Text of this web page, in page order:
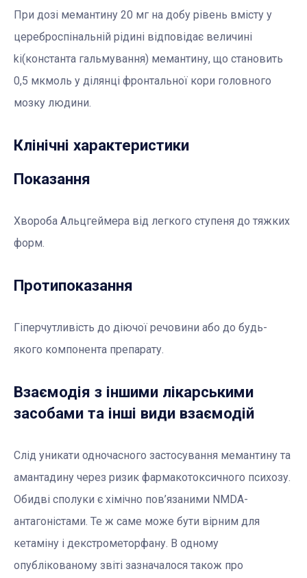
При дозі мемантину 20 мг на добу рівень вмісту у
цереброспінальній рідині відповідає величині
ki(константа гальмування) мемантину, що становить
0,5 мкмоль у ділянці фронтальної кори головного
мозку людини.
Клінічні характеристики
Показання
Хвороба Альцгеймера від легкого ступеня до тяжких
форм.
Протипоказання
Гіперчутливість до діючої речовини або до будь-
якого компонента препарату.
Взаємодія з іншими лікарськими
засобами та інші види взаємодій
Слід уникати одночасного застосування мемантину та
амантадину через ризик фармакотоксичного психозу.
Обидві сполуки є хімічно пов’язаними NMDA-
антагоністами. Те ж саме може бути вірним для
кетаміну і декстрометорфану. В одному
опублікованому звіті зазначалося також про